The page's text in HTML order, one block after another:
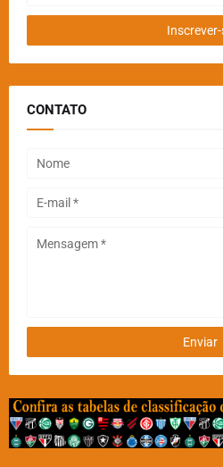
CONTATO